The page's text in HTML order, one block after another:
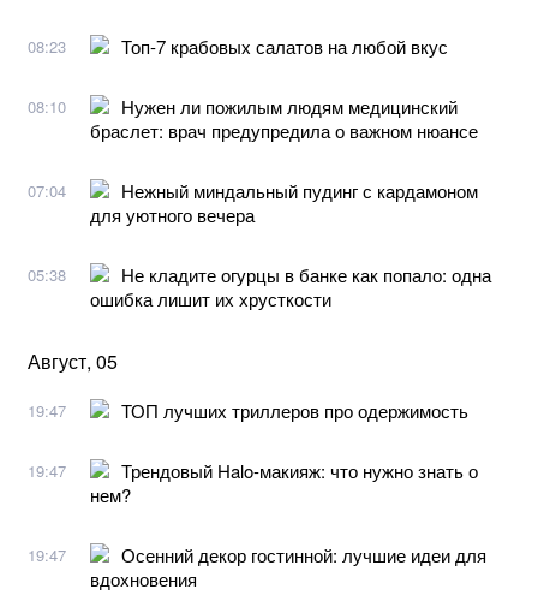
08:23 Топ-7 крабовых салатов на любой вкус
08:10
Нужен ли пожилым людям медицинский
браслет: врач предупредила о важном нюансе
07:04
Нежный миндальный пудинг с кардамоном
для уютного вечера
05:38
Не кладите огурцы в банке как попало: одна
ошибка лишит их хрусткости
Август, 05
19:47 ТОП лучших триллеров про одержимость
19:47
Трендовый Halo-макияж: что нужно знать о
нем?
19:47
Осенний декор гостинной: лучшие идеи для
вдохновения